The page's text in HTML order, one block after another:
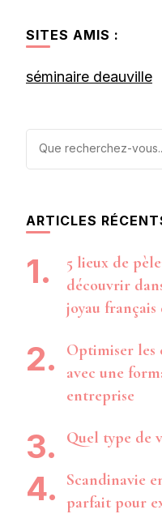
SITES AMIS :
séminaire deauville
Vous
ARTICLES
5 lieux de
découvrir
joyau
Optimiser les
avec une
entreprise
Quel type de
Scandinavie
parfait pour